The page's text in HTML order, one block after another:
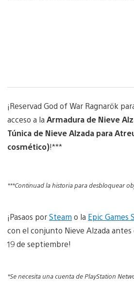
¡Reservad God of War Ragnarök
acceso a la Armadura de Nieve
Túnica de Nieve Alzada para
cosmético)!***
***Continuad la historia para desbloquear
¡Pasaos porSteam o la Epic Games
con el conjunto Nieve Alzada
19 de septiembre!
*Se necesita una cuenta de PlayStation